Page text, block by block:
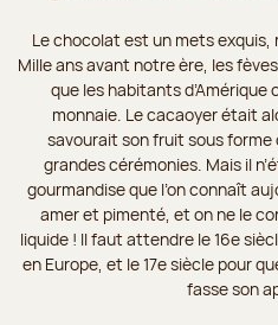
Le chocolat est un mets exquis,
Mille ans avant notre ère, les
que les habitants
monnaie. Le cacaoyer était
savourait son fruit sous forme
grandes cérémonies. Mais il
gourmandise que l’on connaît
amer et pimenté, et on ne le
liquide ! Il faut attendre le 16e
en Europe, et le 17e siècle pour
fasse son